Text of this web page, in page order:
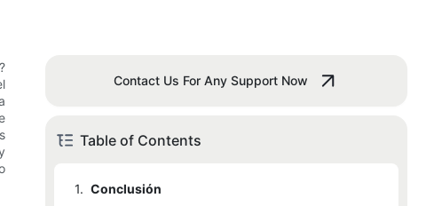
Contact Us For Any Support Now
Table of Contents
1. Conclusión